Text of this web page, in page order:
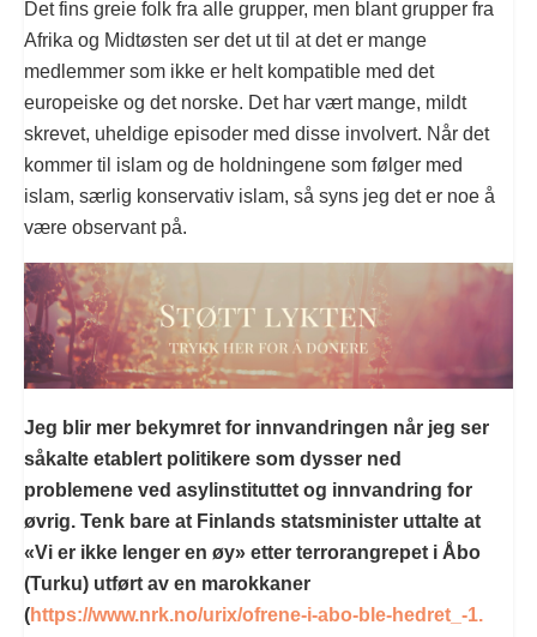
Det fins greie folk fra alle grupper, men blant grupper fra
Afrika og Midtøsten ser det ut til at det er mange
medlemmer som ikke er helt kompatible med det
europeiske og det norske. Det har vært mange, mildt
skrevet, uheldige episoder med disse involvert. Når det
kommer til islam og de holdningene som følger med
islam, særlig konservativ islam, så syns jeg det er noe å
være observant på.
Jeg blir mer bekymret for innvandringen når jeg ser
såkalte etablert politikere som dysser ned
problemene ved asylinstituttet og innvandring for
øvrig. Tenk bare at Finlands statsminister uttalte at
«Vi er ikke lenger en øy» etter terrorangrepet i Åbo
(Turku) utført av en marokkaner
(https://www.nrk.no/urix/ofrene-i-abo-ble-hedret_-1.